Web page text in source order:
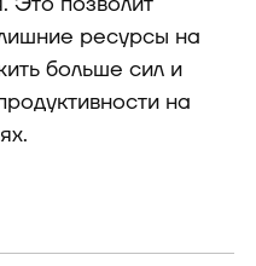
ресурсы на
больше сил и
на